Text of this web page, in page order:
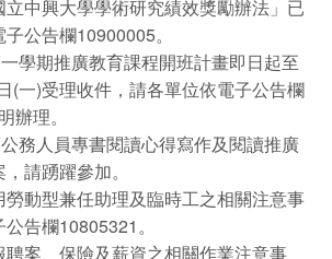
立中興大學學術研究績效獎勵辦法」已
公告欄10900005。
學期推廣教育課程開班計畫即日起至
(一)受理收件，請各單位依電子公告欄
辦理。
務人員專書閱讀心得寫作及閱讀推廣
請踴躍參加。
勞動型兼任助理及臨時工之相關注意事
告欄10805321。
聘案、保險及薪資之相關作業注意事